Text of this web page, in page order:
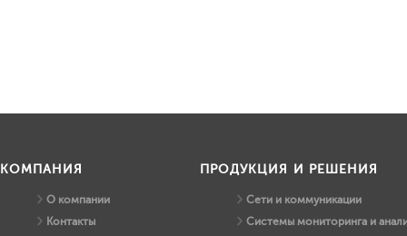
КОМПАНИЯ
О компании
Контакты
ПРОДУКЦИЯ И РЕШЕНИЯ
Сети и коммуникации
Системы мониторинга и